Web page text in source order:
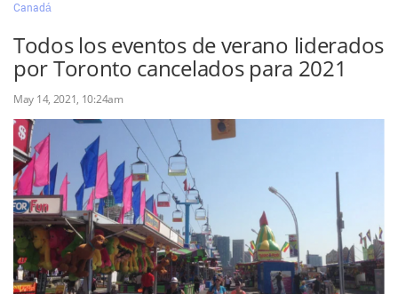
Classifieds
Categorías
Iniciar sesión con Clascal
Canadá
Todos los eventos de verano liderados
por Toronto cancelados para 2021
May 14, 2021, 10:24am